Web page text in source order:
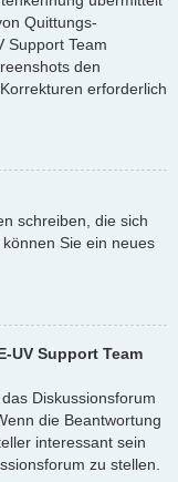
Quittungs-
Support Team
den
erforderlich
schreiben, die sich
Sie ein neues
UV Support Team
Diskussionsforum
die Beantwortung
interessant sein
zu stellen.